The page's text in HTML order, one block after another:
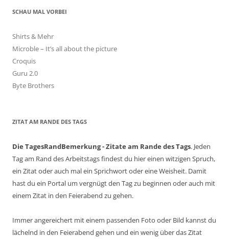
SCHAU MAL VORBEI
Shirts & Mehr
Microble – It’s all about the picture
Croquis
Guru 2.0
Byte Brothers
ZITAT AM RANDE DES TAGS
Die TagesRandBemerkung - Zitate am Rande des Tags. Jeden
Tag am Rand des Arbeitstags findest du hier einen witzigen Spruch,
ein Zitat oder auch mal ein Sprichwort oder eine Weisheit. Damit
hast du ein Portal um vergnügt den Tag zu beginnen oder auch mit
einem Zitat in den Feierabend zu gehen.
Immer angereichert mit einem passenden Foto oder Bild kannst du
lächelnd in den Feierabend gehen und ein wenig über das Zitat